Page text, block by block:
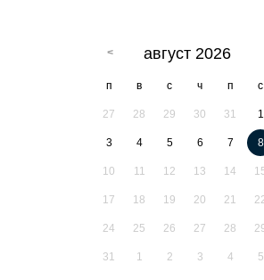
август 2026
п в с ч п с
27 28 29 30 31 1
3 4 5 6 7 8
10 11 12 13 14
17 18 19 20 21
24 25 26 27 28
31 1 2 3 4 5